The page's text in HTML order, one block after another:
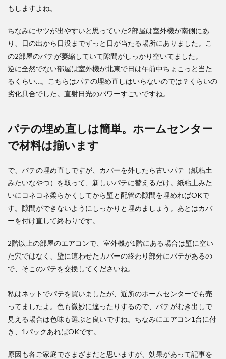
もしますよね。
ちなみにヤツが出やすいと思っていた2部屋は室外機が南側にあ
り、日の出から日没までずっと日が当たる場所にありました。こ
の2部屋のパテが萎縮していて隙間がしっかり空いてました。
逆に全然でない部屋は室外機が北東で日は午前中ちょこっと当た
るくらい…。こちらはパテの埋め直しはいらないのでは？くらいの
劣化具合でした。直射日光のパワーすごいですね。
パテの埋め直しは簡単。ホームセンター
で材料は揃います
で、パテの埋め直しですが、カバーを外したら古いパテ（紙粘土
みたいなやつ）を取って、新しいパテに替えるだけ。紙粘土みた
いにコネコネ柔らかくしてから壁と配管の隙間を埋めればOKで
す。隙間ができないようにしっかりと埋めましょう。あとはカバ
ーを付け直して終わりです。
2階以上の部屋のエアコンで、室外機が1階にある場合は壁に空い
た穴ではなく、壁に這わせたカバーの終わり部分にパテがあるの
で、そこのパテを交換してくださいね。
私はネットでパテを買いましたが、近所のホームセンターでも売
ってましたよ。色も微妙に違ったりするので、パテがむき出しで
見える場合は色味も選ぶと良いですね。ちなみにエアコン1台に付
き、1パックあればOKです。
原因も各ご家庭でさまざまだと思いますが、効果があって記事を